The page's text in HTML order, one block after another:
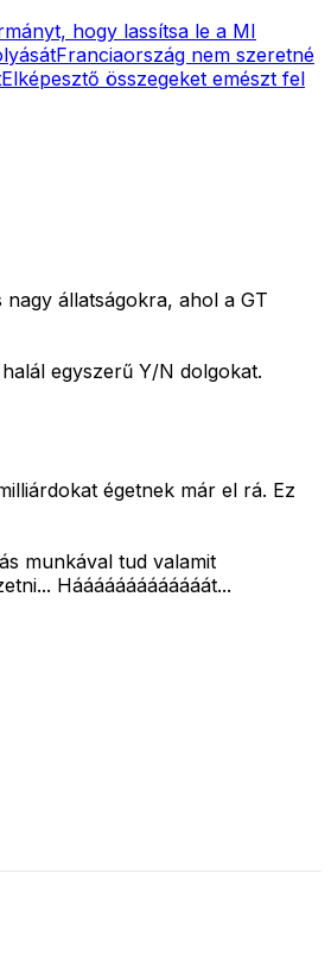
hogy lassítsa le a MI
Franciaország nem szeretné
Elképesztő összegeket emészt fel
állatságokra, ahol a GT
egyszerű Y/N dolgokat.
égetnek már el rá. Ez
munkával tud valamit
Hááááááááááááát...